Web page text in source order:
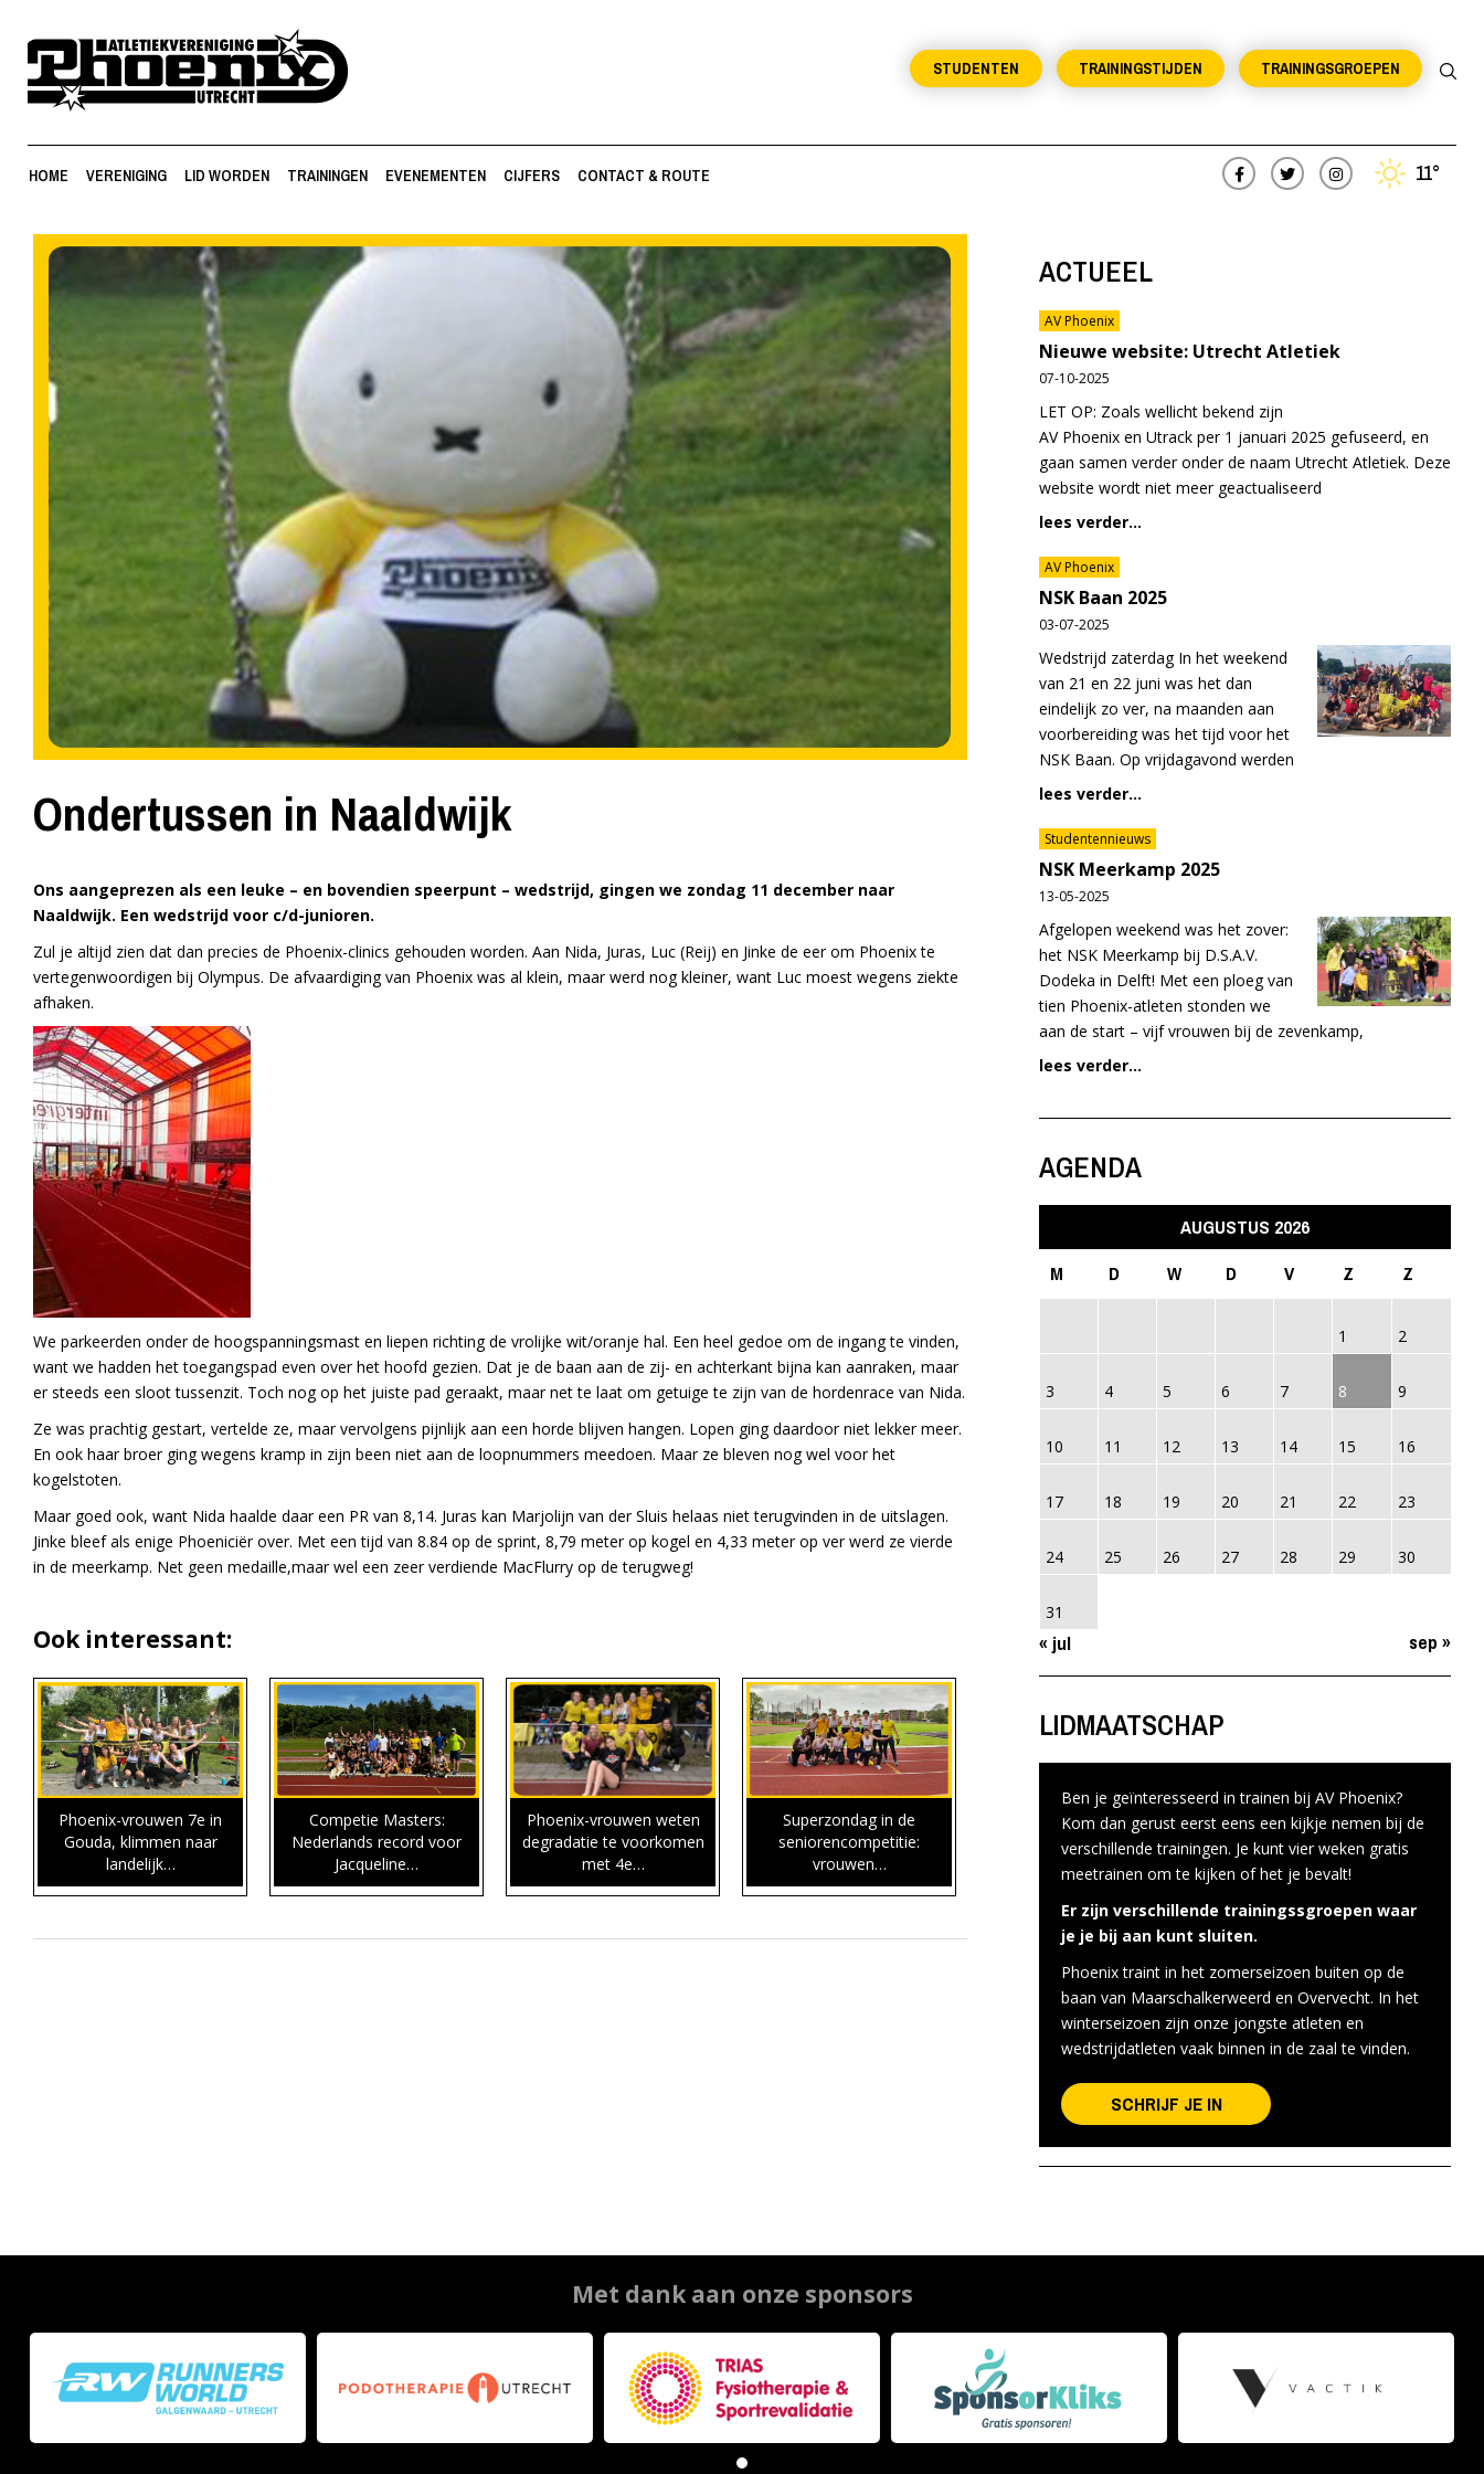
TRAININGSGROEPEN
TRAININGSTIJDEN
STUDENTEN
HOME VERENIGING LID WORDEN TRAININGEN EVENEMENTEN CIJFERS CONTACT & ROUTE 11°
Ondertussen in Naaldwijk
Ons aangeprezen als een leuke – en bovendien speerpunt – wedstrijd, gingen we zondag 11 december naar
Naaldwijk. Een wedstrijd voor c/d-junioren.
Zul je altijd zien dat dan precies de Phoenix-clinics gehouden worden. Aan Nida, Juras, Luc (Reij) en Jinke de eer om Phoenix te
vertegenwoordigen bij Olympus. De afvaardiging van Phoenix was al klein, maar werd nog kleiner, want Luc moest wegens ziekte
afhaken.
We parkeerden onder de hoogspanningsmast en liepen richting de vrolijke wit/oranje hal. Een heel gedoe om de ingang te vinden,
want we hadden het toegangspad even over het hoofd gezien. Dat je de baan aan de zij- en achterkant bijna kan aanraken, maar
er steeds een sloot tussenzit. Toch nog op het juiste pad geraakt, maar net te laat om getuige te zijn van de hordenrace van Nida.
Ze was prachtig gestart, vertelde ze, maar vervolgens pijnlijk aan een horde blijven hangen. Lopen ging daardoor niet lekker meer.
En ook haar broer ging wegens kramp in zijn been niet aan de loopnummers meedoen. Maar ze bleven nog wel voor het
kogelstoten.
Maar goed ook, want Nida haalde daar een PR van 8,14. Juras kan Marjolijn van der Sluis helaas niet terugvinden in de uitslagen.
Jinke bleef als enige Phoeniciër over. Met een tijd van 8.84 op de sprint, 8,79 meter op kogel en 4,33 meter op ver werd ze vierde
in de meerkamp. Net geen medaille,maar wel een zeer verdiende MacFlurry op de terugweg!
Ook interessant:
Phoenix-vrouwen 7e in
Gouda, klimmen naar
landelijk…
Competie Masters:
Nederlands record voor
Jacqueline…
Phoenix-vrouwen weten
degradatie te voorkomen
met 4e…
Superzondag in de
seniorencompetitie:
vrouwen…
ACTUEEL
AV Phoenix
Nieuwe website: Utrecht Atletiek
07-10-2025
LET OP: Zoals wellicht bekend zijn
AV Phoenix en Utrack per 1 januari 2025 gefuseerd, en
gaan samen verder onder de naam Utrecht Atletiek. Deze
website wordt niet meer geactualiseerd
lees verder...
AV Phoenix
NSK Baan 2025
03-07-2025
Wedstrijd zaterdag In het weekend
van 21 en 22 juni was het dan
eindelijk zo ver, na maanden aan
voorbereiding was het tijd voor het
NSK Baan. Op vrijdagavond werden
lees verder...
Studentennieuws
NSK Meerkamp 2025
13-05-2025
Afgelopen weekend was het zover:
het NSK Meerkamp bij D.S.A.V.
Dodeka in Delft! Met een ploeg van
tien Phoenix-atleten stonden we
aan de start – vijf vrouwen bij de zevenkamp,
lees verder...
AGENDA
AUGUSTUS 2026
M
D W D V Z Z
1 2
3 4 5 6 7 8 9
10 11 12 13 14 15 16
17 18 19 20 21 22 23
24 25 26 27 28 29 30
31
« jul sep »
LIDMAATSCHAP
Ben je geïnteresseerd in trainen bij AV Phoenix?
Kom dan gerust eerst eens een kijkje nemen bij de
verschillende trainingen. Je kunt vier weken gratis
meetrainen om te kijken of het je bevalt!
Er zijn verschillende trainingssgroepen waar
je je bij aan kunt sluiten.
Phoenix traint in het zomerseizoen buiten op de
baan van Maarschalkerweerd en Overvecht. In het
winterseizoen zijn onze jongste atleten en
wedstrijdatleten vaak binnen in de zaal te vinden.
SCHRIJF JE IN
Met dank aan onze sponsors